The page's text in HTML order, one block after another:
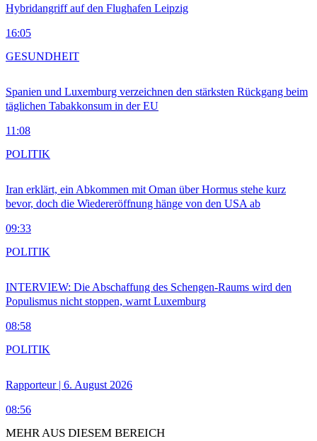
Hybridangriff auf den Flughafen Leipzig
16:05
Spanien und Luxemburg verzeichnen den stärksten Rückgang beim
täglichen Tabakkonsum in der EU
11:08
GESUNDHEIT
Iran erklärt, ein Abkommen mit Oman über Hormus stehe kurz
bevor, doch die Wiedereröffnung hänge von den USA ab
09:33
POLITIK
INTERVIEW: Die Abschaffung des Schengen-Raums wird den
Populismus nicht stoppen, warnt Luxemburg
08:58
POLITIK
Rapporteur | 6. August 2026
08:56
POLITIK
MEHR AUS DIESEM BEREICH